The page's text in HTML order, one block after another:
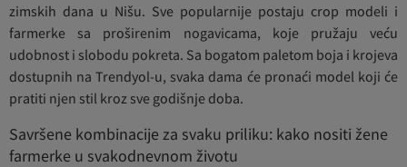
zimskih dana u Nišu. Sve popularnije postaju crop modeli i
farmerke sa proširenim nogavicama, koje pružaju veću
udobnost i slobodu pokreta. Sa bogatom paletom boja i krojeva
dostupnih na Trendyol-u, svaka dama će pronaći model koji će
pratiti njen stil kroz sve godišnje doba.
Savršene kombinacije za svaku priliku: kako nositi žene
farmerke u svakodnevnom životu